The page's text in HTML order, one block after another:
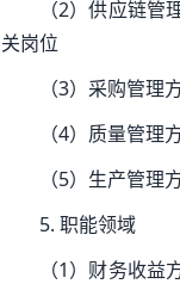
（2）供应链
关岗位
（3）采购管
（4）质量管
（5）生产管
5. 职能领域
（1）财务收